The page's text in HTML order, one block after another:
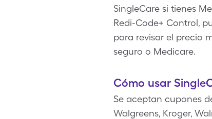
SingleCare si tienes
Redi-Code+ Control,
para revisar el precio
seguro o Medicare.
Cómo usar
Se aceptan cupones
Walgreens, Kroger,